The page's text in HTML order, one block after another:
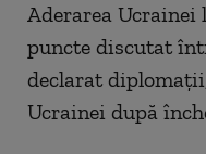
Aderarea Ucrainei
puncte discutat
declarat
Ucrainei după